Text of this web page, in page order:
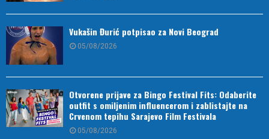
Vukašin Đurić potpisao za Novi Beograd
05/08/2026
Otvorene prijave za Bingo Festival Fits: Odaberite
outfit s omiljenim influencerom i zablistajte na
Crvenom tepihu Sarajevo Film Festivala
05/08/2026